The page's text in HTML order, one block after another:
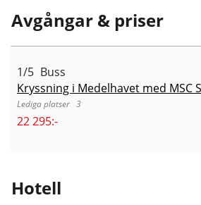
Avgångar & priser
1/5 Buss
Kryssning i Medelhavet med MSC
3
22 295:-
Hotell